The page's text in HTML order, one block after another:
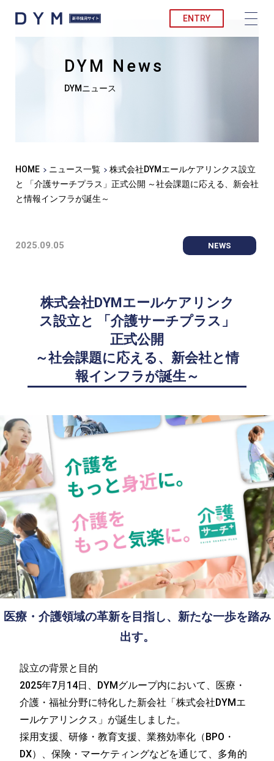
ENTRY
DYMニュース
DYM News
HOME ニュース一覧
株式会社DYMエールケアリンクス設立
と 「介護サーチプラス」正式公開 ～社会課題に応える、新会社
と情報インフラが誕生～
2025.09.05 NEWS
株式会社DYMエールケアリンク
ス設立と 「介護サーチプラス」
正式公開
～社会課題に応える、新会社と情
報インフラが誕生～
医療・介護領域の革新を目指し、新たな一歩を踏み
出す。
設立の背景と目的
2025年7月14日、DYMグループ内において、医療・
介護・福祉分野に特化した新会社「株式会社DYMエ
ールケアリンクス」が誕生しました。
採用支援、研修・教育支援、業務効率化（BPO・
DX）、保険・マーケティングなどを通じて、多角的